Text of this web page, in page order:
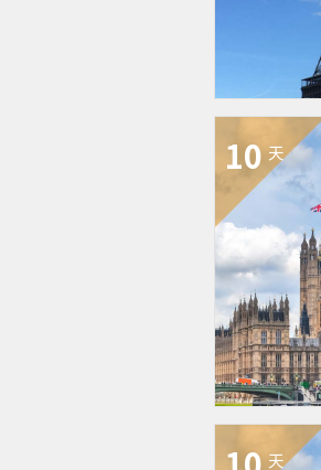
10 天
天